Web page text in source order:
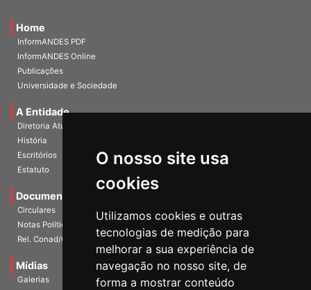
O nosso site usa
cookies
Utilizamos cookies e outras
tecnologias de medição para
melhorar a sua experiência de
navegação no nosso site, de
forma a mostrar conteúdo
Home
InformANDES PDF
InformANDES Online
Publicações
Universidade e Sociedade
A Entidade
Diretoria Atual
História
Escritórios
Estatuto
Documentos
Circulares
Notas Políticas
Rel. Conad/Congresso
Mídias
Galerias